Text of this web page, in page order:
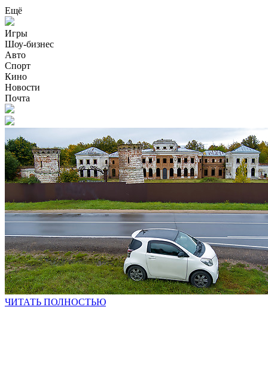
Ещё
Игры
Шоу-бизнес
Авто
Спорт
Кино
Новости
Почта
ЧИТАТЬ ПОЛНОСТЬЮ